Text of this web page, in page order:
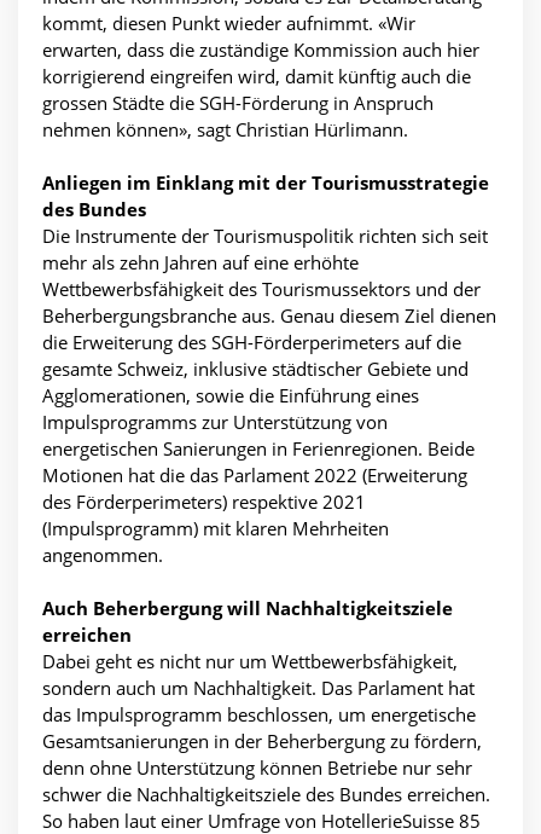
kommt, diesen Punkt wieder aufnimmt. «Wir
erwarten, dass die zuständige Kommission auch hier
korrigierend eingreifen wird, damit künftig auch die
grossen Städte die SGH-Förderung in Anspruch
nehmen können», sagt Christian Hürlimann.
Anliegen im Einklang mit der Tourismusstrategie
des Bundes
Die Instrumente der Tourismuspolitik richten sich seit
mehr als zehn Jahren auf eine erhöhte
Wettbewerbsfähigkeit des Tourismussektors und der
Beherbergungsbranche aus. Genau diesem Ziel dienen
die Erweiterung des SGH-Förderperimeters auf die
gesamte Schweiz, inklusive städtischer Gebiete und
Agglomerationen, sowie die Einführung eines
Impulsprogramms zur Unterstützung von
energetischen Sanierungen in Ferienregionen. Beide
Motionen hat die das Parlament 2022 (Erweiterung
des Förderperimeters) respektive 2021
(Impulsprogramm) mit klaren Mehrheiten
angenommen.
Auch Beherbergung will Nachhaltigkeitsziele
erreichen
Dabei geht es nicht nur um Wettbewerbsfähigkeit,
sondern auch um Nachhaltigkeit. Das Parlament hat
das Impulsprogramm beschlossen, um energetische
Gesamtsanierungen in der Beherbergung zu fördern,
denn ohne Unterstützung können Betriebe nur sehr
schwer die Nachhaltigkeitsziele des Bundes erreichen.
So haben laut einer Umfrage von HotellerieSuisse 85